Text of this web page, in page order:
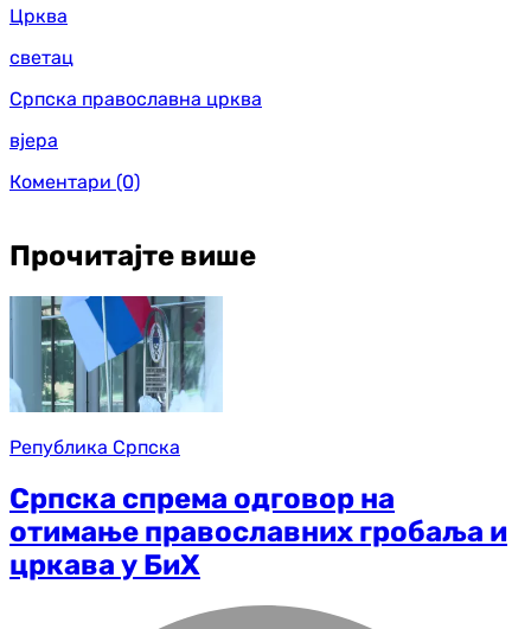
Црква
светац
Српска православна црква
вјера
Коментари (0)
Прочитајте више
Република Српска
Српска спрема одговор на
отимање православних гробаља и
цркава у БиХ